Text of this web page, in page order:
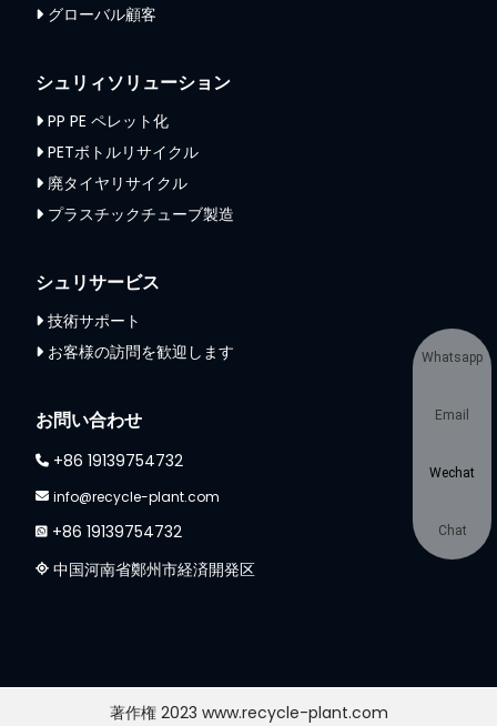
グローバル顧客
シュリィソリューション
PP PE ペレット化
PETボトルリサイクル
廃タイヤリサイクル
プラスチックチューブ製造
シュリサービス
技術サポート
お客様の訪問を歓迎します
お問い合わせ
+86 19139754732
info@recycle-plant.com
+86 19139754732
中国河南省鄭州市経済開発区
著作権 2023 www.recycle-plant.com
Whatsapp
Email
Wechat
Chat